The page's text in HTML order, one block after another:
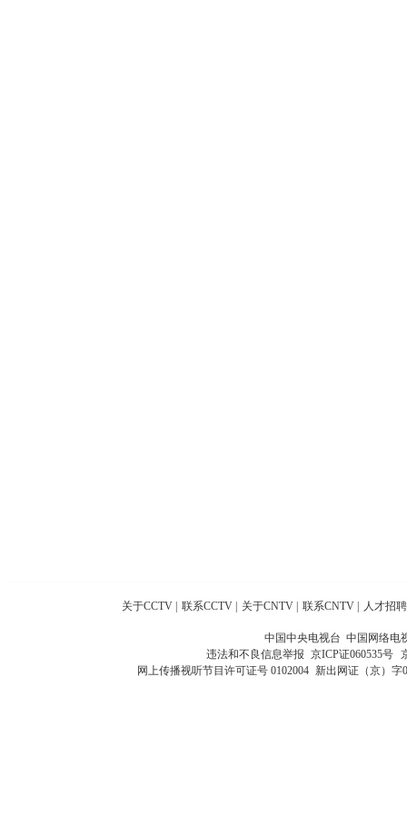
关于CCTV 联系CCTV 关于CNTV 联系CNTV 人才招聘
中国中央电视台 中国网络电
违法和不良信息举报 京ICP证060535号
网上传播视听节目许可证号 0102004 新出网证（京）